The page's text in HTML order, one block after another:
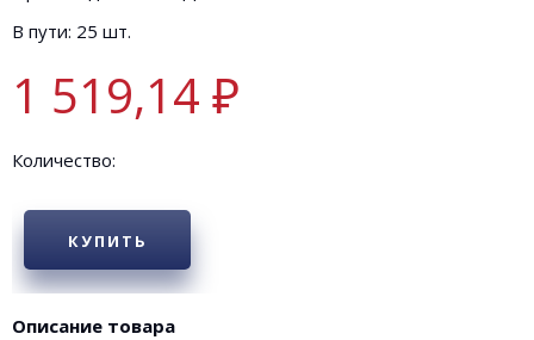
В пути: 25 шт.
1 519,14 ₽
Количество:
КУПИТЬ
Описание товара